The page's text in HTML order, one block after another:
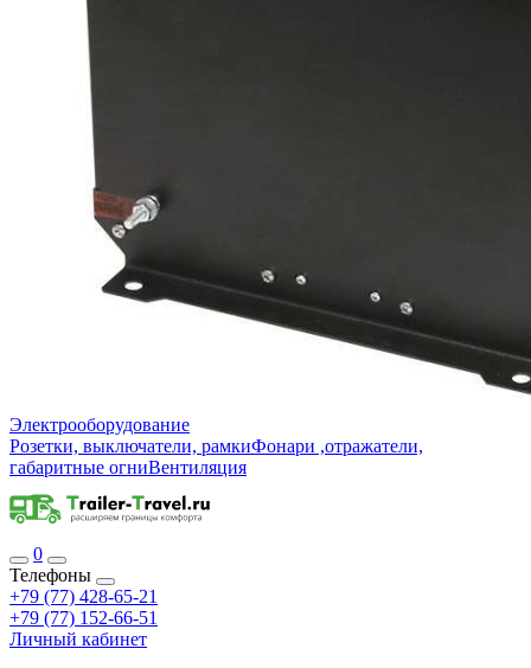
Электрооборудование
Розетки, выключатели, рамкиФонари ,отражатели,
габаритные огниВентиляция
0
Телефоны
+79 (77) 428-65-21
+79 (77) 152-66-51
Личный кабинет